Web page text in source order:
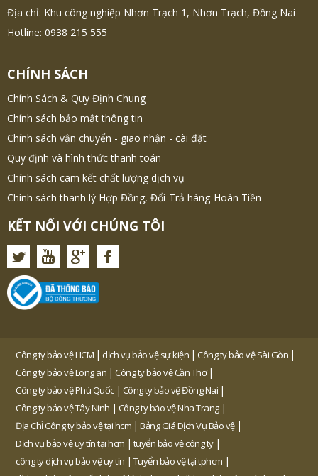
Địa chỉ: Khu công nghiệp Nhơn Trạch 1, Nhơn Trạch, Đồng Nai
Hotline: 0938 215 555
CHÍNH SÁCH
Chính Sách & Quy Định Chung
Chính sách bảo mật thông tin
Chính sách vận chuyển - giao nhận - cài đặt
Quy định và hình thức thanh toán
Chính sách cam kết chất lượng dịch vụ
Chính sách thanh lý Hợp Đồng, Đổi-Trả hàng-Hoàn Tiền
KẾT NỐI VỚI CHÚNG TÔI
Công ty bảo vệ HCM | dịch vụ bảo vệ sự kiện | Công ty bảo vệ Sài Gòn |
Công ty bảo vệ Long an | Công ty bảo vệ Cần Thơ |
Công ty bảo vệ Phú Quốc | Công ty bảo vệ Đồng Nai |
Công ty bảo vệ Tây Ninh | Công ty bảo vệ Nha Trang |
Địa Chỉ Công ty bảo vệ tại hcm | Bảng Giá Dịch Vụ Bảo vệ |
Dịch vụ bảo vệ uy tín tại hcm | tuyển bảo vệ công ty |
công ty dịch vụ bảo vệ uy tín | Tuyển bảo vệ tại tphcm |